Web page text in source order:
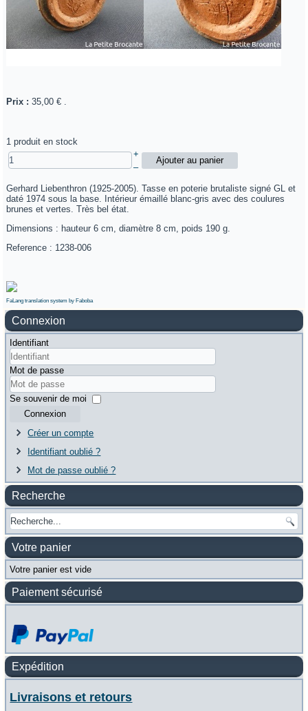
Prix : 35,00 € .
1 produit en stock
+
–
Gerhard Liebenthron (1925-2005). Tasse en poterie brutaliste signé GL et
daté 1974 sous la base. Intérieur émaillé blanc-gris avec des coulures
brunes et vertes. Très bel état.
Dimensions : hauteur 6 cm, diamètre 8 cm, poids 190 g.
Reference : 1238-006
FaLang translation system by Faboba
Connexion
Identifiant
Mot de passe
Se souvenir de moi
Connexion
Créer un compte
Identifiant oublié ?
Mot de passe oublié ?
Recherche
Votre panier
Votre panier est vide
Paiement sécurisé
Expédition
Livraisons et retours